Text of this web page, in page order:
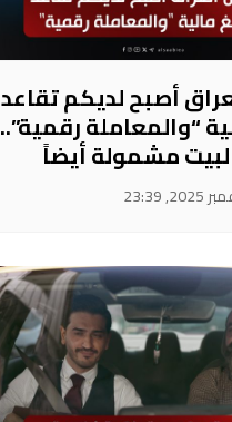
أصبح لديكم تقاعد
“والمعاملة رقمية”..
مشمولة أيضاً